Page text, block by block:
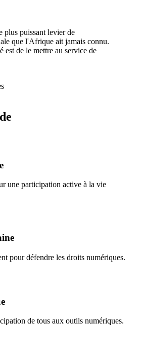
plus puissant levier de
que l'Afrique ait jamais connu.
est de le mettre au service de
une participation active à la vie
pour défendre les droits numériques.
de tous aux outils numériques.